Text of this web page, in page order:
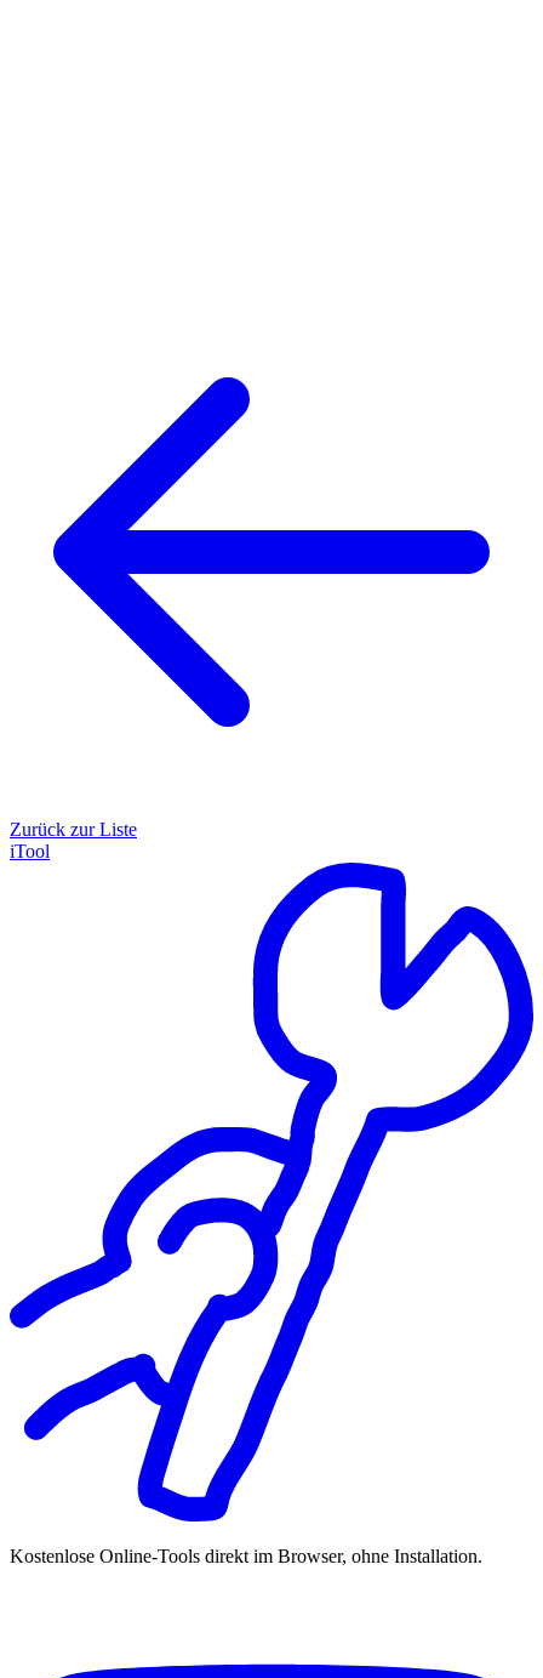
Zurück zur Liste
iTool
Kostenlose Online-Tools direkt im Browser, ohne Installation.